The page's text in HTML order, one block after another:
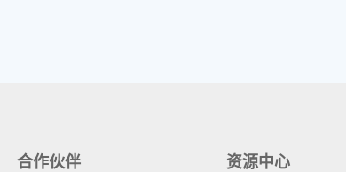
合作伙伴 资源中心